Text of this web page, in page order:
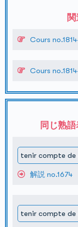
Cours
Cours
同じ熟
tenir compte de
解説 no.1674
tenir compte de